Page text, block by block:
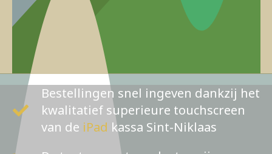
Bestellingen snel ingeven dankzij het
kwalitatief superieure touchscreen
van de iPad kassa Sint-Niklaas